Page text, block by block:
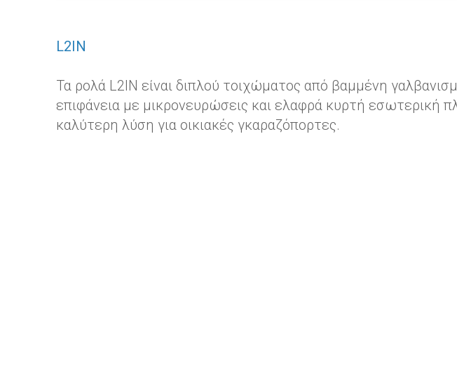
L2IN
Τα ρολά L2IN είναι διπλού τοιχώματος από βαμμένη
επιφάνεια με μικρονευρώσεις και ελαφρά κυρτή εσωτερική
καλύτερη λύση για οικιακές γκαραζόπορτες.